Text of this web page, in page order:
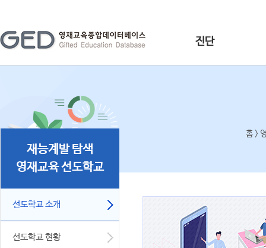
진단
홈 >
재능계발 탐색
영재교육 선도학교
선도학교 소개
선도학교 현황